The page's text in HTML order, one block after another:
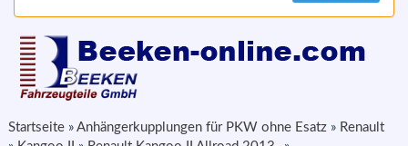
Startseite » Anhängerkupplungen für PKW ohne Esatz » Renault